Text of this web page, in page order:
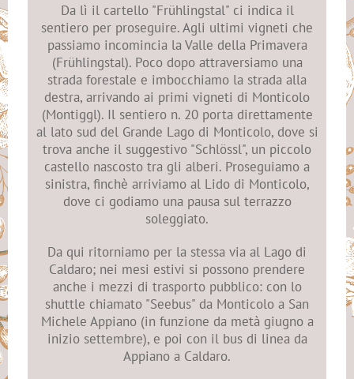
Da lì il cartello "Frühlingstal" ci indica il
sentiero per proseguire. Agli ultimi vigneti che
passiamo incomincia la Valle della Primavera
(Frühlingstal). Poco dopo attraversiamo una
strada forestale e imbocchiamo la strada alla
destra, arrivando ai primi vigneti di Monticolo
(Montiggl). Il sentiero n. 20 porta direttamente
al lato sud del Grande Lago di Monticolo, dove si
trova anche il suggestivo "Schlössl", un piccolo
castello nascosto tra gli alberi. Proseguiamo a
sinistra, finchè arriviamo al Lido di Monticolo,
dove ci godiamo una pausa sul terrazzo
soleggiato.
Da qui ritorniamo per la stessa via al Lago di
Caldaro; nei mesi estivi si possono prendere
anche i mezzi di trasporto pubblico: con lo
shuttle chiamato "Seebus" da Monticolo a San
Michele Appiano (in funzione da metà giugno a
inizio settembre), e poi con il bus di linea da
Appiano a Caldaro.